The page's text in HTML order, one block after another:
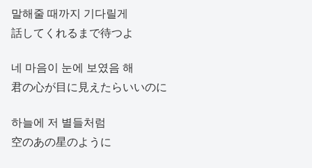
말해줄 때까지 기다릴게
話してくれるまで待つよ
네 마음이 눈에 보였음 해
君の心が目に見えたらいいのに
하늘에 저 별들처럼
空のあの星のように